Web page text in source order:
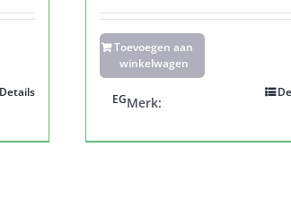
Details
Toevoegen aan
winkelwagen
Merk:
EG